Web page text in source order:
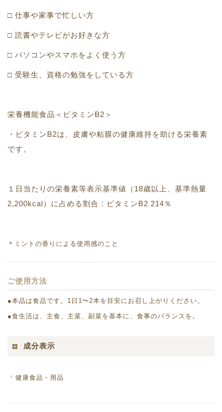
□ 仕事や家事で忙しい方
□ 読書やテレビがお好きな方
□ パソコンやスマホをよく使う方
□ 受験生、資格の勉強をしている方
栄養機能食品＜ビタミンB2＞
・ビタミンB2は、皮膚や粘膜の健康維持を助ける栄養素
です。
１日当たりの栄養素等表示基準値（18歳以上、基準熱量
2,200kcal）に占める割合：ビタミンB2 214％
＊ミントの香りによる使用感のこと
ご使用方法
●本品は食品です。1日1〜2本を目安にお召し上がりください。
●食生活は、主食、主菜、副菜を基本に、食事のバランスを。
成分表示
健康食品・用品